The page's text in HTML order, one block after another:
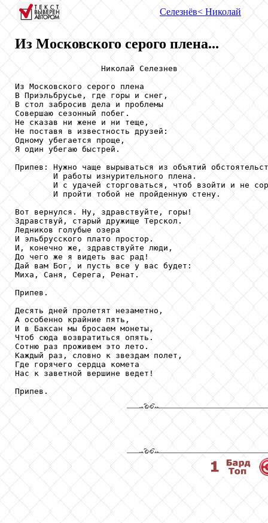
Селезнёв< Николай
Из Московского серого плена...
                  Николай Селезнев
Из Московского серого плена
В Приэльбрусье, где горы и снег,
В стол забросив дела и проблемы
Совершаю сезонный побег.
Не сказав ни жене и ни теще,
Не поставя в известность друзей:
Одному убегается проще,
Я один убегаю быстрей.
Припев: Нужно чаще вырываться из объятий
        И работы изнурительного плена.
И с удачей сторговаться, чтоб взойти и не
        И пройти тобой не пройденную стену.
Вот вернулся. Ну, здравствуйте, горы!
Здравствуй, старый дружище Терскол.
Ледников голубые озера
И эльбрусского плато простор.
И, конечно же, здравствуйте люди,
До чего же я видеть вас рад!
Дай вам Бог, и пусть все у вас будет:
Миха, Саня, Серега, Ренат.
Припев.
Десять дней пролетят незаметно,
А особенно крайние пять,
И в Баксан мы бросаем монеты,
Чтоб сюда возвратиться опять.
Сотню раз проживем это лето.
Каждый раз, словно к звездам полет,
Где горячего сердца комета
Нас к заветной вершине ведет!
Припев.